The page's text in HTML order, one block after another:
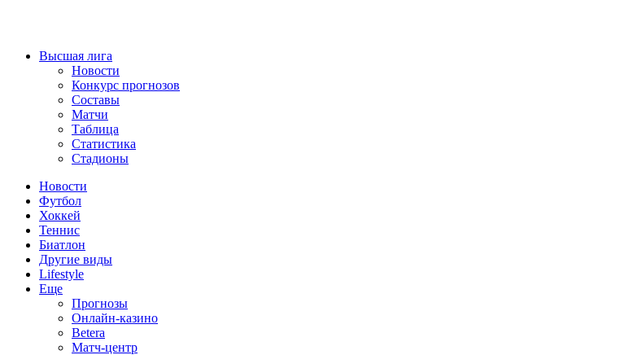
Высшая лига
Новости
Конкурс прогнозов
Составы
Матчи
Таблица
Статистика
Стадионы
Новости
Футбол
Хоккей
Теннис
Биатлон
Другие виды
Lifestyle
Еще
Прогнозы
Онлайн-казино
Betera
Матч-центр